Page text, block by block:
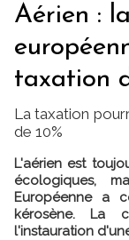
Aérien :
taxation
La taxation
de 10%
L'aérien est
écologiques,
Européenne a
kérosène. La
l'instauration